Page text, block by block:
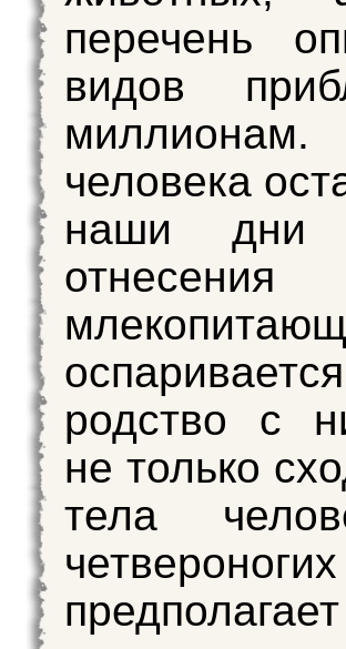
перечень
видов
человека
наши дни
родство с
не только
тела